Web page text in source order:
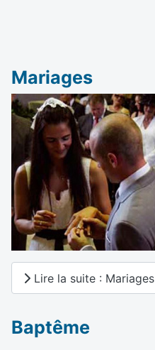
Mariages
Lire la suite : Mariages
Baptême